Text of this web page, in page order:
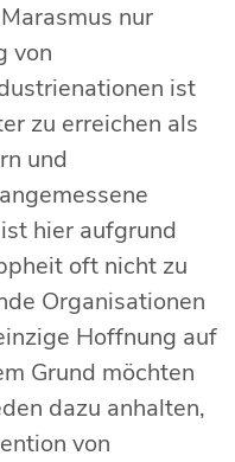
nur
von
ist
zu erreichen als
und
hier aufgrund
oft nicht zu
Organisationen
Hoffnung auf
Grund möchten
dazu anhalten,
von